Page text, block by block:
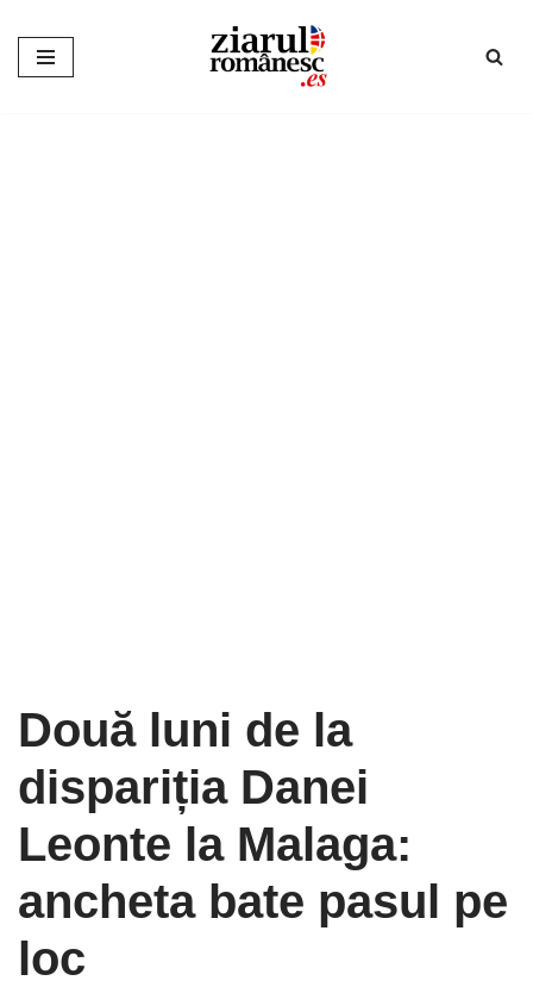
Sari
Două luni de la
dispariția Danei
Leonte la Malaga:
ancheta bate pasul pe
loc